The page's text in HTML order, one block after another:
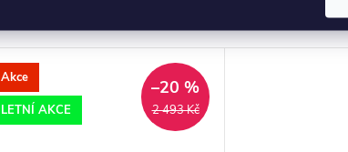
Akce
LETNÍ AKCE
2 493 Kč
–20 %